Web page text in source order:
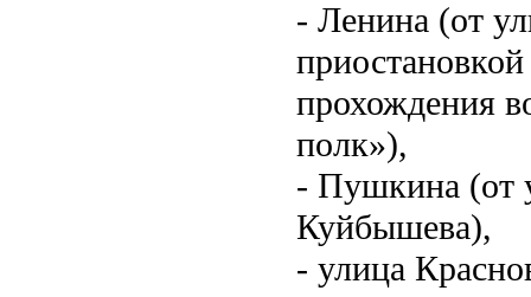
- Ленина (от
прохождения
полк»),
- Пушкина (от
Куйбышева),
​- улица